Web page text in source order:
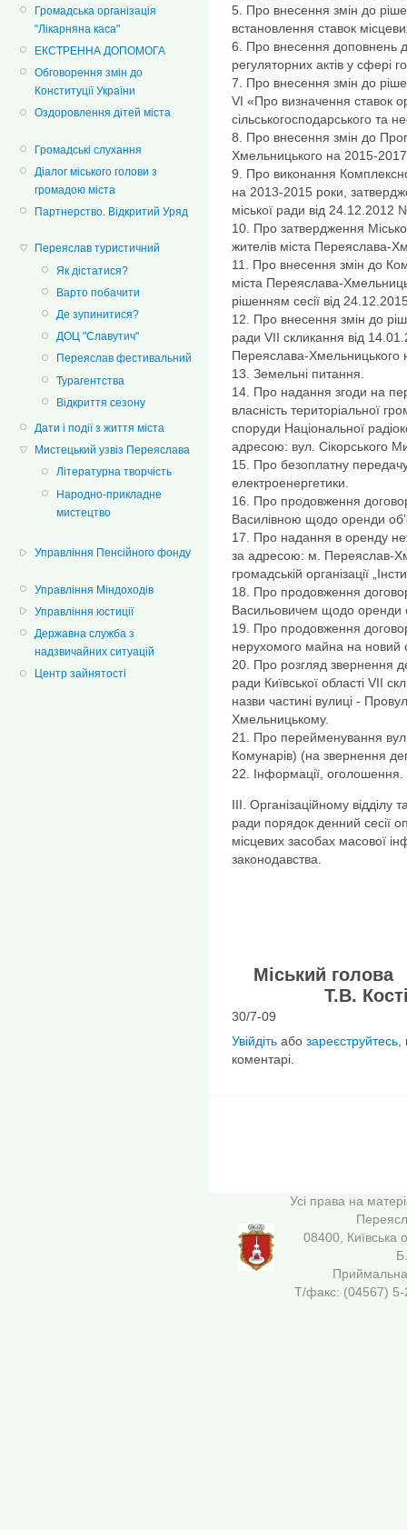
Громадська організація
"Лікарняна каса"
ЕКСТРЕННА ДОПОМОГА
Обговорення змін до
Конституції України
Оздоровлення дітей міста
Громадські слухання
Діалог міського голови з
громадою міста
Партнерство. Відкритий Уряд
Переяслав туристичний
Як дістатися?
Варто побачити
Де зупинитися?
ДОЦ "Славутич"
Переяслав фестивальний
Турагентства
Відкриття сезону
Дати і події з життя міста
Мистецький узвіз Переяслава
Літературна творчість
Народно-прикладне
мистецтво
Управління Пенсійного фонду
Управління Міндоходів
Управління юстиції
Державна служба з
надзвичайних ситуацій
Центр зайнятості
5. Про внесення змін до
встановлення ставок
6. Про внесення доповнень
регуляторних актів у сфері
7. Про внесення змін до
VI «Про визначення ставок
сільськогосподарського та
8. Про внесення змін до
Хмельницького на 2015-
9. Про виконання
на 2013-2015 роки,
міської ради від 24.12.2012
10. Про затвердження
жителів міста Переяслава-
11. Про внесення змін до
міста Переяслава-
рішенням сесії від
12. Про внесення змін до
ради VIІ скликання від
Переяслава-Хмельницького
13. Земельні питання.
14. Про надання згоди на
власність територіальної
споруди Національної
адресою: вул. Сікорського
15. Про безоплатну передачу
електроенергетики.
16. Про продовження
Василівною щодо оренди
17. Про надання в оренду
за адресою: м. Переяслав-
громадській організації
18. Про продовження
Васильовичем щодо оренди
19. Про продовження
нерухомого майна на новий
20. Про розгляд звернення
ради Київської області VII
назви частині вулиці -
Хмельницькому.
21. Про перейменування
Комунарів) (на звернення
22. Інформації, оголошення.
ІІІ. Організаційному відділу
ради порядок денний сесії
місцевих засобах масової
законодавства.
Т.В.
30/7-09
Увійдіть або зареєструйтесь
коментарі.
Усі права на
08400, Київська
Т/факс: